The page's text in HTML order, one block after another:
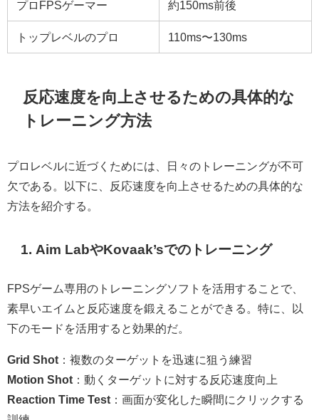
プロFPSゲーマー 約150ms前後
トップレベルのプロ 110ms〜130ms
反応速度を向上させるための具体的な
トレーニング方法
プロレベルに近づくためには、日々のトレーニングが不可
欠である。以下に、反応速度を向上させるための具体的な
方法を紹介する。
1. Aim LabやKovaak’sでのトレーニング
FPSゲーム専用のトレーニングソフトを活用することで、
素早いエイムと反応速度を鍛えることができる。特に、以
下のモードを活用すると効果的だ。
Grid Shot ：複数のターゲットを迅速に狙う練習
Motion Shot ：動くターゲットに対する反応速度向上
Reaction Time Test ：画面が変化した瞬間にクリックする